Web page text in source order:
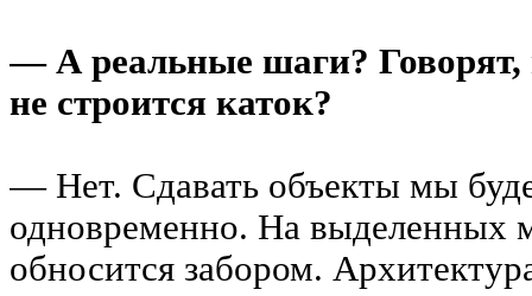
— А реальные шаги? Говорят,
не строится каток?
— Нет. Сдавать объекты мы
одновременно. На выделенных
обносится забором.